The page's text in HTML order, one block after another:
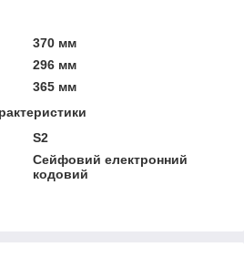
370 мм
296 мм
365 мм
S2
Сейфовий електронний
кодовий